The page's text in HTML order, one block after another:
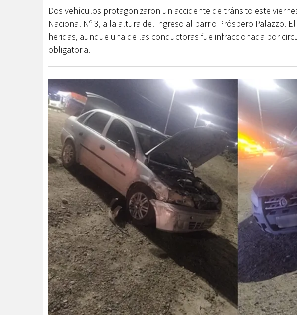
Dos vehículos protagonizaron un accidente de tránsito este
Nacional Nº 3, a la altura del ingreso al barrio Próspero Palazzo.
heridas, aunque una de las conductoras fue infraccionada por
obligatoria.